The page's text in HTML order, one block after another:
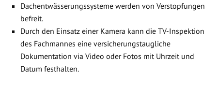
Dachentwässerungssysteme werden von Verstopfungen
befreit.
Durch den Einsatz einer Kamera kann die TV-Inspektion
des Fachmannes eine versicherungstaugliche
Dokumentation via Video oder Fotos mit Uhrzeit und
Datum festhalten.